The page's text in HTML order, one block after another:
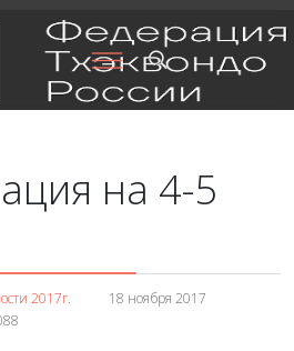
на 4-5
2017г.
18 ноября 2017